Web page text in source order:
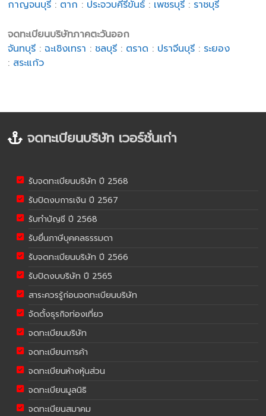
กาญจนบุรี : ตาก : ประจวบคีรีขันธ์ : เพชรบุรี : ราชบุรี
จดทะเบียนบริษัทภาคตะวันออก
จันทบุรี : ฉะเชิงเทรา : ชลบุรี : ตราด : ปราจีนบุรี : ระยอง
: สระแก้ว
จดทะเบียนบริษัท เวอร์ชั่นเก่า
รับจดทะเบียนบริษัท ปี 2568
รับปิดงบการเงิน ปี 2567
รับทำบัญชี ปี 2568
รับยื่นภาษีบุคคลธรรมดา
รับจดทะเบียนบริษัท ปี 2566
รับปิดงบบริษัท ปี 2565
สาระควรรู้ก่อนจดทะเบียนบริษัท
จัดตั้งธุรกิจท่องเที่ยว
จดทะเบียนบริษัท
จดทะเบียนการค้า
จดทะเบียนห้างหุ้นส่วน
จดทะเบียนมูลนิธิ
จดทะเบียนสมาคม